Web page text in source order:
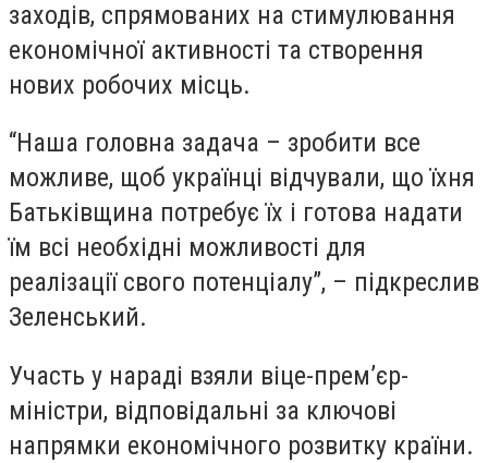
заходів, спрямованих на стимулювання
економічної активності та створення
нових робочих місць.
“Наша головна задача – зробити все
можливе, щоб українці відчували, що їхня
Батьківщина потребує їх і готова надати
їм всі необхідні можливості для
реалізації свого потенціалу”, – підкреслив
Зеленський.
Участь у нараді взяли віце-прем’єр-
міністри, відповідальні за ключові
напрямки економічного розвитку країни.